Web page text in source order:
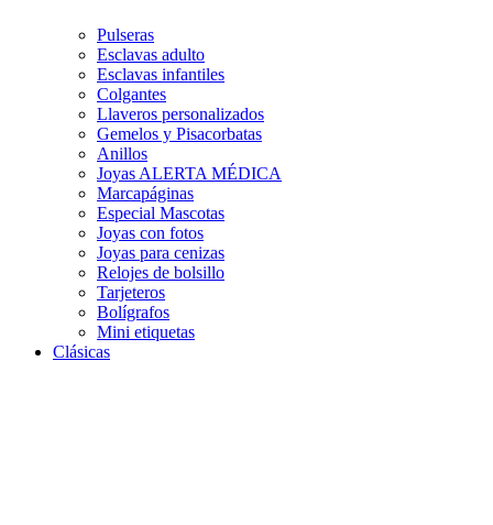
Pulseras
Esclavas adulto
Esclavas infantiles
Colgantes
Llaveros personalizados
Gemelos y Pisacorbatas
Anillos
Joyas ALERTA MÉDICA
Marcapáginas
Especial Mascotas
Joyas con fotos
Joyas para cenizas
Relojes de bolsillo
Tarjeteros
Bolígrafos
Mini etiquetas
Clásicas